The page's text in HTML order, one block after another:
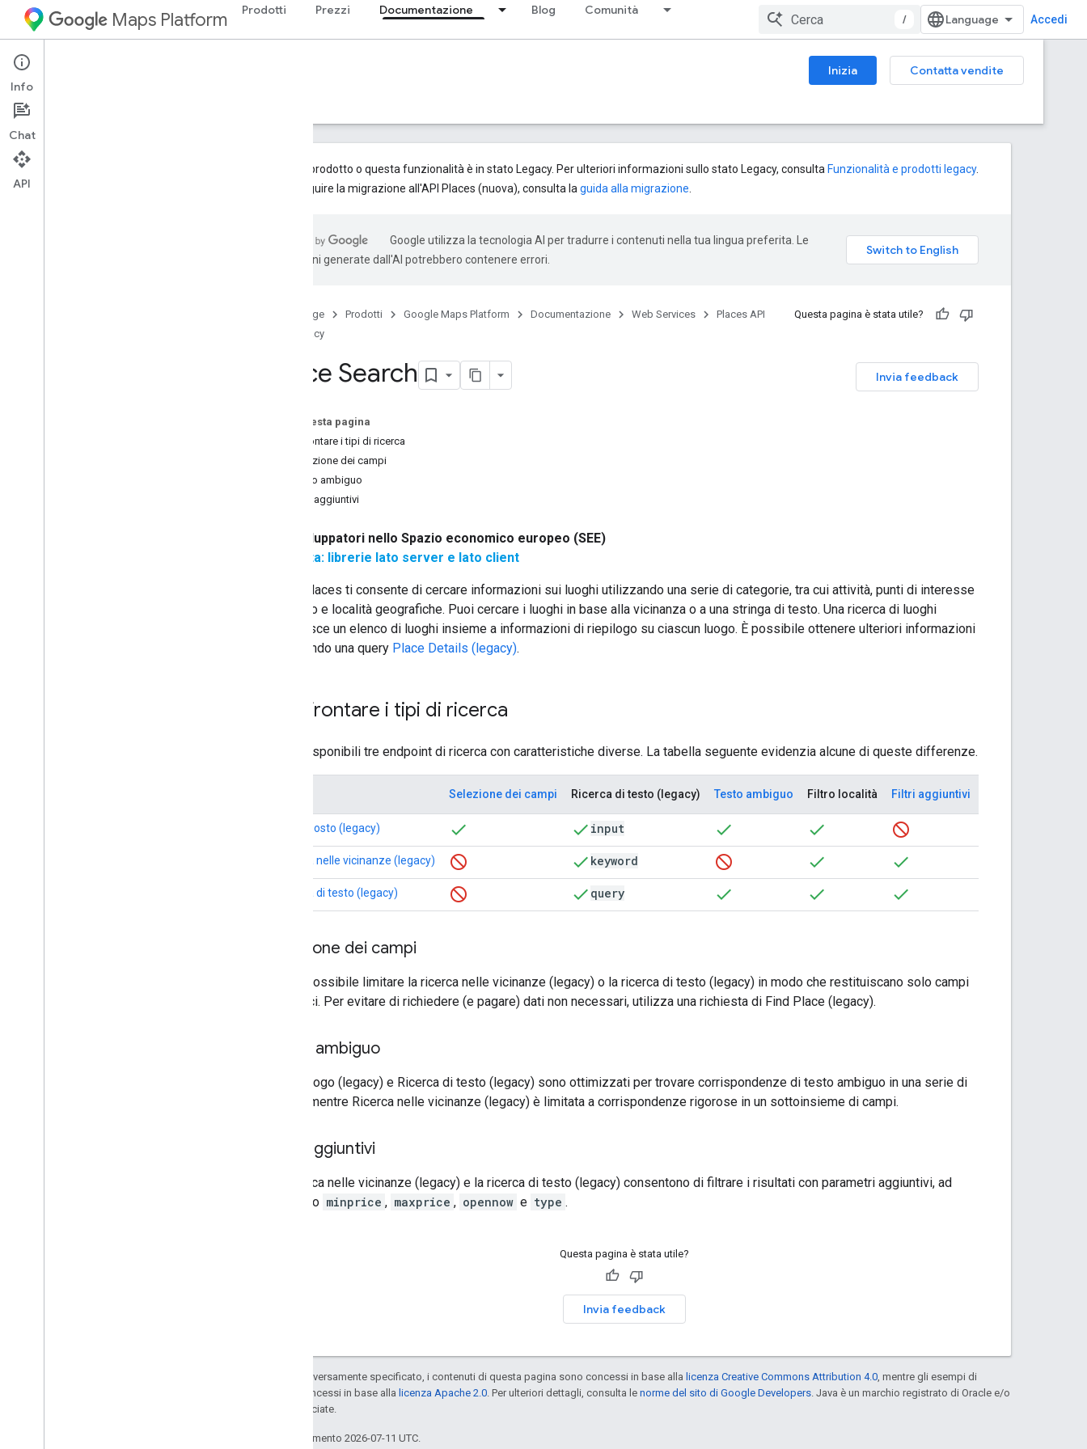
Maps Platform Prodotti Prezzi Documentazione Blog Comunità
/ Accedi
Web Services Inizia
Contatta vendite
Guide
Questo prodotto o questa funzionalità è in stato Legacy. Per ulteriori informazioni sullo stato Legacy, consulta Funzionalità e prodotti legacy.
Per eseguire la migrazione all'API Places (nuova), consulta la guida alla migrazione
Google utilizza la tecnologia AI per tradurre i contenuti nella tua lingua preferita. Le
traduzioni generate dall'AI potrebbero contenere errori.
Home page Prodotti Google Maps Platform Documentazione Web Services
Places API
Legacy
Questa pagina è stata utile?
Invia feedback
Place Search
Su questa pagina
Confrontare i tipi di ricerca
Selezione dei campi
Testo ambiguo
Filtri aggiuntivi
Sviluppatori nello Spazio economico europeo (SEE)
Nota: librerie lato server e lato client
L'API Places ti consente di cercare informazioni sui luoghi utilizzando una serie di categorie, tra cui attività, punti di interesse
di rilievo e località geografiche. Puoi cercare i luoghi in base alla vicinanza o a una stringa di testo. Una ricerca di luoghi
restituisce un elenco di luoghi insieme a informazioni di riepilogo su ciascun luogo. È possibile ottenere ulteriori informazioni
utilizzando una query Place Details (legacy).
Confrontare i tipi di ricerca
Sono disponibili tre endpoint di ricerca con caratteristiche diverse. La tabella seguente evidenzia alcune di queste differenze.
Selezione dei campi Ricerca di testo (legacy) Testo ambiguo Filtro località Filtri aggiuntivi
Trova posto (legacy) input
Ricerca nelle vicinanze (legacy) keyword
Ricerca di testo (legacy) query
Selezione dei campi
Non è possibile limitare la ricerca nelle vicinanze (legacy) o la ricerca di testo (legacy) in modo che restituiscano solo campi
specifici. Per evitare di richiedere (e pagare) dati non necessari, utilizza una richiesta di Find Place (legacy).
Testo ambiguo
Trova luogo (legacy) e Ricerca di testo (legacy) sono ottimizzati per trovare corrispondenze di testo ambiguo in una serie di
campi, mentre Ricerca nelle vicinanze (legacy) è limitata a corrispondenze rigorose in un sottoinsieme di campi.
Filtri aggiuntivi
La ricerca nelle vicinanze (legacy) e la ricerca di testo (legacy) consentono di filtrare i risultati con parametri aggiuntivi, ad
esempio minprice , maxprice , opennow e type .
Questa pagina è stata utile?
Invia feedback
Salvo quando diversamente specificato, i contenuti di questa pagina sono concessi in base alla licenza Creative Commons Attribution 4.0 , mentre gli esempi di
codice sono concessi in base alla licenza Apache 2.0 . Per ulteriori dettagli, consulta le norme del sito di Google Developers . Java è un marchio registrato di Oracle e/o
delle sue consociate.
Ultimo aggiornamento 2026-07-11 UTC.
Info
Chat
API